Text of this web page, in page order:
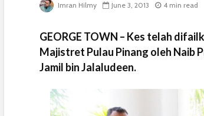
Imran Hilmy June 3, 2013 4 min read
GEORGE TOWN – Kes telah
Majistret Pulau Pinang oleh Naib
Jamil bin Jalaludeen.